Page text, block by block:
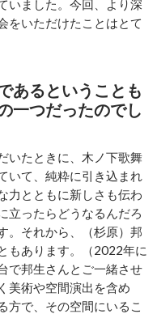
いました。今回、より深
をいただけたことはとて
あるということも
一つだったのでし
いたときに、木ノ下歌舞
いて、純粋に引き込まれ
力とともに新しさも伝わ
立ったらどうなるんだろ
。それから、（杉原）邦
もあります。（2022年に
で邦生さんとご一緒させ
美術や空間演出を含め
方で、その空間にいるこ